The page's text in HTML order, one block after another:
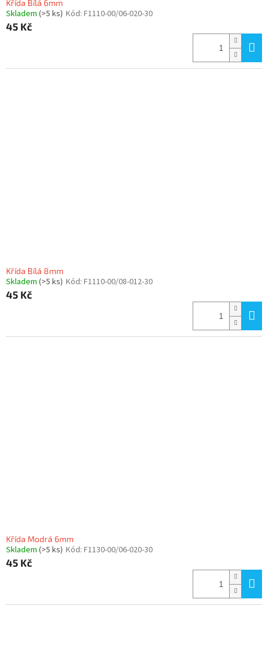
Křída Bílá 6mm
Skladem (>5 ks) Kód: F1110-00/06-020-30
45 Kč
Křída Bílá 8mm
Skladem (>5 ks) Kód: F1110-00/08-012-30
45 Kč
Křída Modrá 6mm
Skladem (>5 ks) Kód: F1130-00/06-020-30
45 Kč